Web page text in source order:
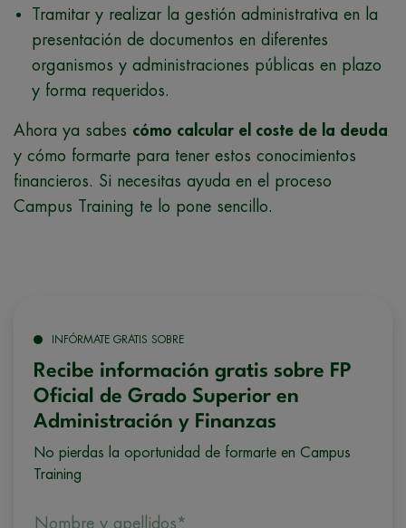
Tramitar y realizar la gestión administrativa en la
presentación de documentos en diferentes
organismos y administraciones públicas en plazo
y forma requeridos.
Ahora ya sabes cómo calcular el coste de la deuda
y cómo formarte para tener estos conocimientos
financieros. Si necesitas ayuda en el proceso
Campus Training te lo pone sencillo.
INFÓRMATE GRATIS SOBRE
Recibe información gratis sobre FP
Oficial de Grado Superior en
Administración y Finanzas
No pierdas la oportunidad de formarte en Campus
Training
Nombre y apellidos*